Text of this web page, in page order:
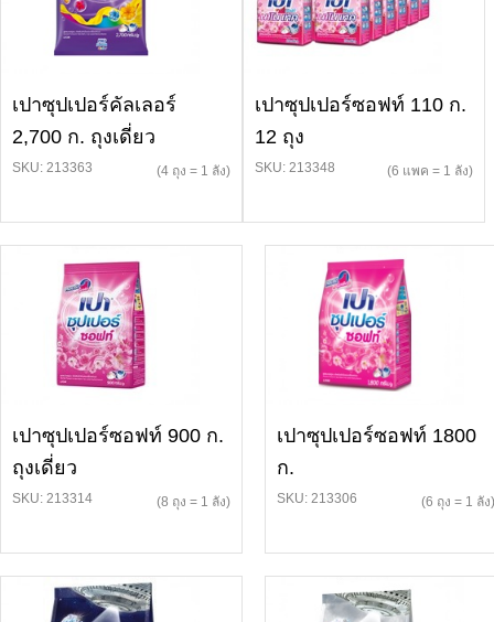
เปาซุปเปอร์คัลเลอร์
2,700 ก. ถุงเดี่ยว
SKU: 213363 (4 ถุง = 1 ลัง)
เปาซุปเปอร์ซอฟท์ 110 ก.
12 ถุง
SKU: 213348 (6 แพค = 1 ลัง)
เปาซุปเปอร์ซอฟท์ 900 ก.
ถุงเดี่ยว
SKU: 213314 (8 ถุง = 1 ลัง)
เปาซุปเปอร์ซอฟท์ 1800
ก.
SKU: 213306 (6 ถุง = 1 ลัง)